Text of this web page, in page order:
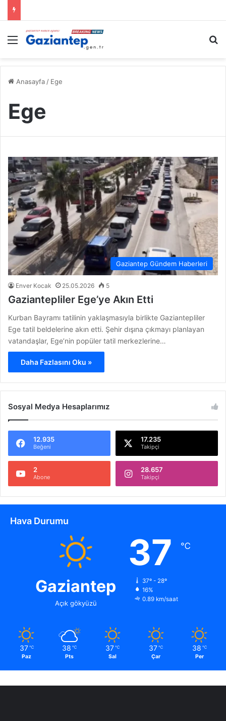
Menü
Anasayfa / Ege
Ege
Gaziantep Gündem Haberleri
Enver Kocak 25.05.2026 5
Gaziantepliler Ege’ye Akın Etti
Kurban Bayramı tatilinin yaklaşmasıyla birlikte Gaziantepliler
Ege tatil beldelerine akın etti. Şehir dışına çıkmayı planlayan
vatandaşlar, Ege’nin popüler tatil merkezlerine…
Daha Fazlasını Oku »
Sosyal Medya Hesaplarımız
12.935
Beğeni
17.235
Takipçi
2
Abone
28.657
Takipçi
Hava Durumu
Gaziantep
Açık gökyüzü
37 ℃
37º - 28º
16%
0.89 km/saat
37 ℃
Paz
38 ℃
Pts
37 ℃
Sal
37 ℃
Çar
38 ℃
Per